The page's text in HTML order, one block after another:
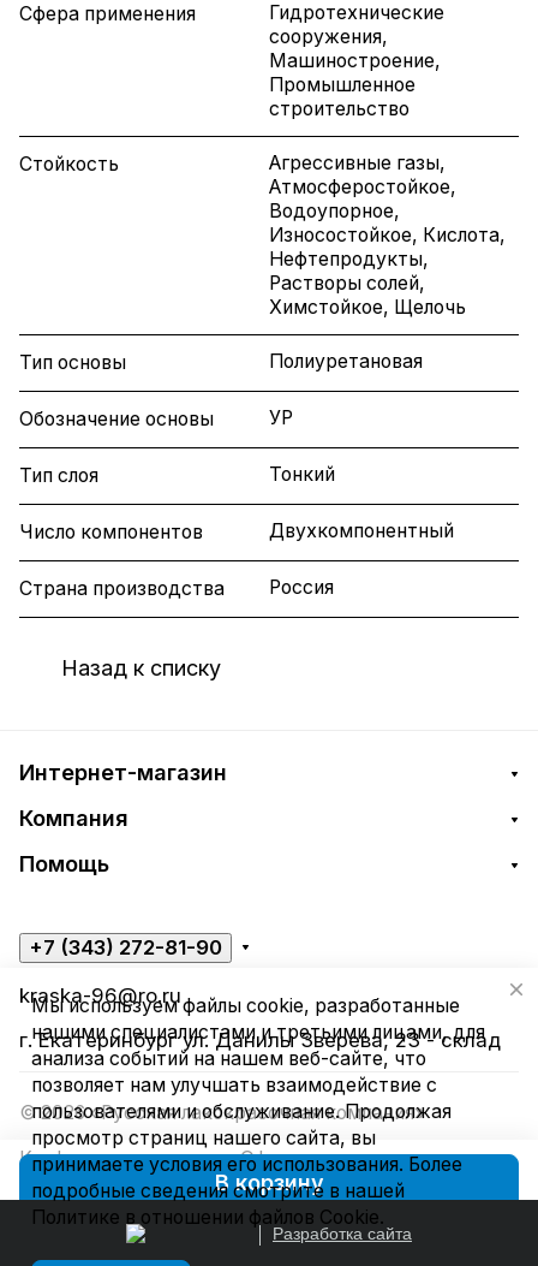
В корзину
Сфера применения
Гидротехнические
сооружения,
Машиностроение,
Промышленное
строительство
Стойкость
Агрессивные газы,
Атмосферостойкое,
Водоупорное,
Износостойкое, Кислота,
Нефтепродукты,
Растворы солей,
Химстойкое, Щелочь
Тип основы Полиуретановая
Обозначение основы УР
Тип слоя Тонкий
Число компонентов Двухкомпонентный
Страна производства Россия
Назад к списку
Интернет-магазин
Компания
Помощь
+7 (343) 272-81-90
kraska-96@ro.ru
г. Екатеринбург ул. Данилы Зверева, 23 - склад
© 2026 «Русская лакокрасочная компания»
Конфиденциальность
Оферта
Разработка сайта
Мы используем файлы cookie, разработанные
нашими специалистами и третьими лицами, для
анализа событий на нашем веб-сайте, что
позволяет нам улучшать взаимодействие с
пользователями и обслуживание. Продолжая
просмотр страниц нашего сайта, вы
принимаете условия его использования. Более
подробные сведения смотрите в нашей
Политике в отношении файлов Cookie.